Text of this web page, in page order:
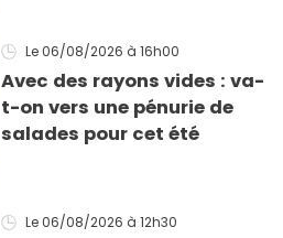
Le 06/08/2026 à 16h00
Avec des rayons vides : va-
t-on vers une pénurie de
salades pour cet été
Le 06/08/2026 à 12h30